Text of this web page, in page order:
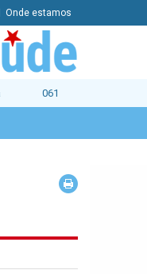
Onde estamos
061